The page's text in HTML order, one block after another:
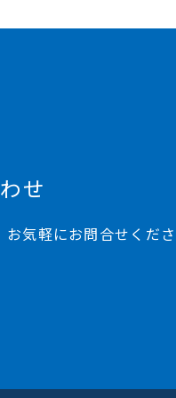
せ
気軽にお問合せくだ